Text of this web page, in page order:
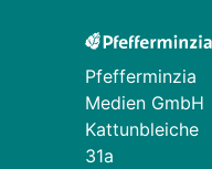
Pfefferminzia
Medien GmbH
Kattunbleiche
31a